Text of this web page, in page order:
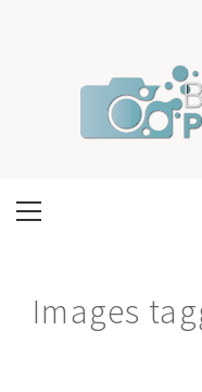
Primary
Images